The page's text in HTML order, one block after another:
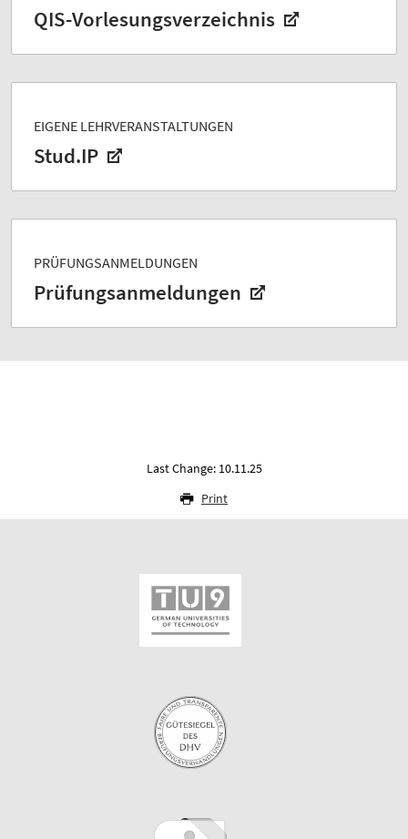
QIS-Vorlesungsverzeichnis
EIGENE LEHRVERANSTALTUNGEN
Stud.IP
PRÜFUNGSANMELDUNGEN
Prüfungsanmeldungen
Last Change: 10.11.25
Print